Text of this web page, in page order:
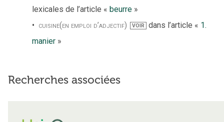
lexicales de l’article « beurre »
cuisine(en emploi d’adjectif) VOIR dans l’article « 1.
manier »
Recherches associées